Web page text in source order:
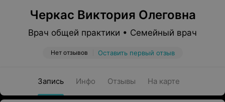
Черкас Виктория Олеговна
Врач общей практики • Семейный врач
Нет отзывов Оставить первый отзыв
Запись Инфо Отзывы На карте